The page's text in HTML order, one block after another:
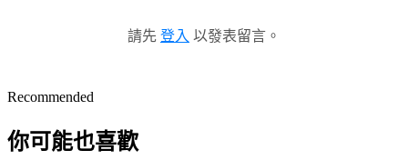
請先 登入 以發表留言。
Recommended
你可能也喜歡